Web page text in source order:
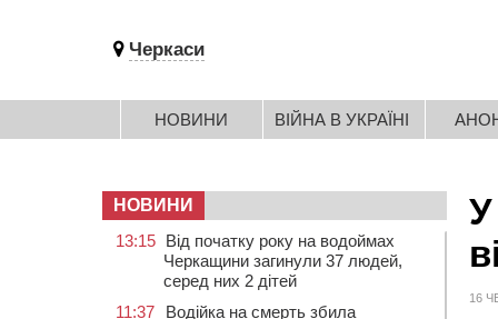
Черкаси
НОВИНИ ВІЙНА В УКРАЇНІ
У
16
НОВИНИ
13:15 Від початку року на водоймах
Черкащини загинули 37 людей,
серед них 2 дітей
11:37
Водійка на смерть збила